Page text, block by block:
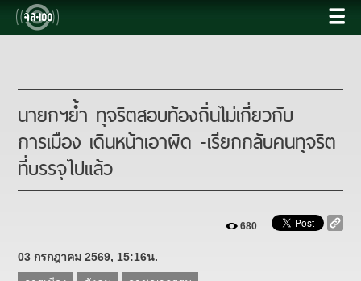
นายกฯย้ำ ทุจริตสอบท้องถิ่นไม่เกี่ยวกับ
การเมือง เดินหน้าเอาผิด -เรียกกลับคนทุจริต
ที่บรรจุไปแล้ว
680
03 กรกฎาคม 2569, 15:16น.